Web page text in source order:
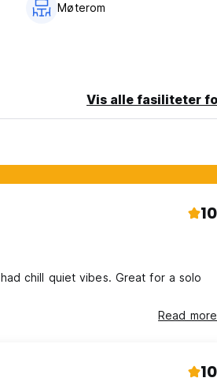
Møterom
Vis alle fasiliteter
10
chill quiet vibes. Great for a solo
Read more
10